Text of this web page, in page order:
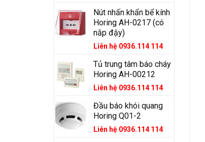
Nút nhấn khẩn bể kính
Horing AH-0217 (có
nắp đậy)
Liên hệ 0936.114 114
Tủ trung tâm báo cháy
Horing AH-00212
Liên hệ 0936.114 114
Đầu báo khói quang
Horing Q01-2
Liên hệ 0936.114 114
hệ 0936.114 114 Liên hệ 0936.114 114